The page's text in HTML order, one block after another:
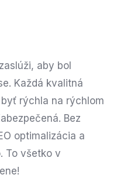
aby bol
Každá kvalitná
rýchla na rýchlom
Bez
optimalizácia a
To všetko v